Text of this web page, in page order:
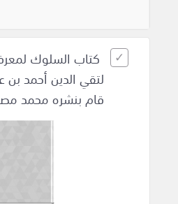
كتاب السلوك
لتقي الدين أحمد بن
قام بنشره محمد